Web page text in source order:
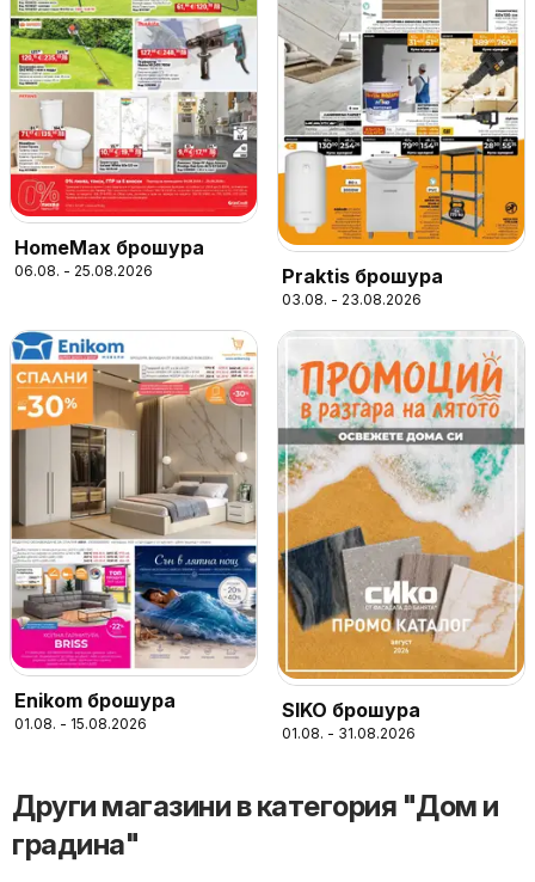
HomeMax брошура
06.08. - 25.08.2026 Praktis брошура
03.08. - 23.08.2026
Enikom брошура
01.08. - 15.08.2026
SIKO брошура
01.08. - 31.08.2026
Други магазини в категория "Дом и
градина"